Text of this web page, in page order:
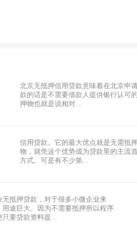
北京无抵押信用贷款意味着在北京申
款的话是不需要借款人提供银行认可
押物也就是说相对...
信用贷款。它的最大优点就是无需抵押
物，就凭这个优势成为贷款里的主流
方式。可是有不少第...
无抵押贷款，对于很多小微企业来
用途巨大。因为不需要抵押所以程序
只要贷款资料提...